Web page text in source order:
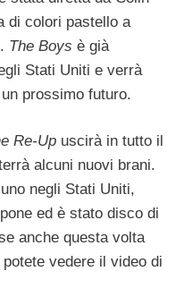
di colori pastello a
The Boys è già
Stati Uniti e verrà
prossimo futuro.
Re-Up uscirà in tutto il
alcuni nuovi brani.
negli Stati Uniti,
ed è stato disco di
anche questa volta
vedere il video di